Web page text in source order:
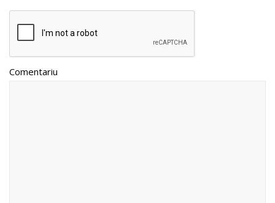
Comentariu